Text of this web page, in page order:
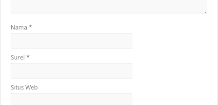
Nama*
Surel*
Situs Web